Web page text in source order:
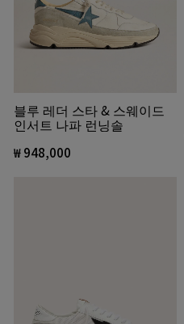
블루 레더 스타 & 스웨이드
인서트 나파 런닝솔
₩ 948,000